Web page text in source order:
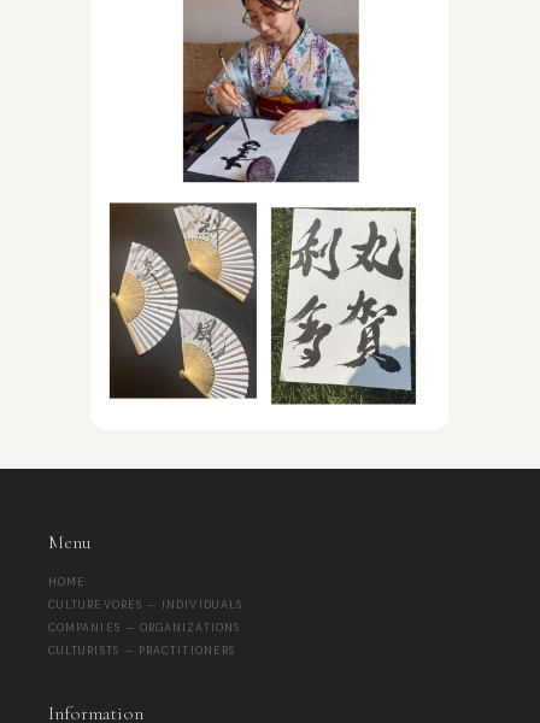
Menu
HOME
CULTUREVORES — INDIVIDUALS
COMPANIES — ORGANIZATIONS
CULTURISTS — PRACTITIONERS
Information